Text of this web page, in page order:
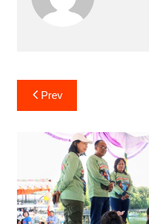
Navigasi
pos
Prev